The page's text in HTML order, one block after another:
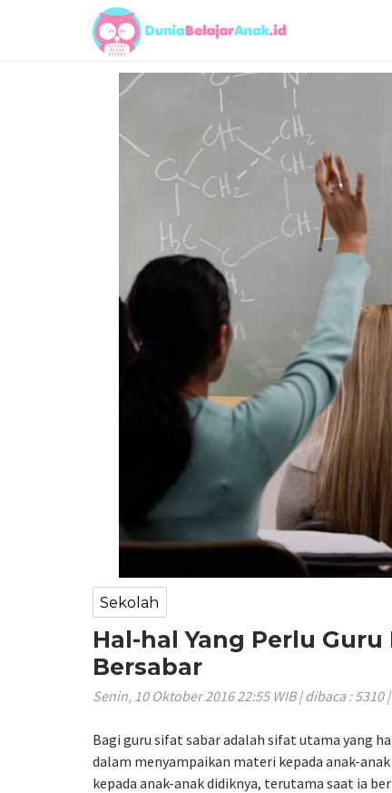
Sekolah
Hal-hal Yang Perlu
Bersabar
Senin, 10 Oktober 2016 22:55 WIB | dibaca : 5310
Bagi guru sifat sabar adalah sifat utama yang
dalam menyampaikan materi kepada anak-
kepada anak-anak didiknya, terutama saat ia